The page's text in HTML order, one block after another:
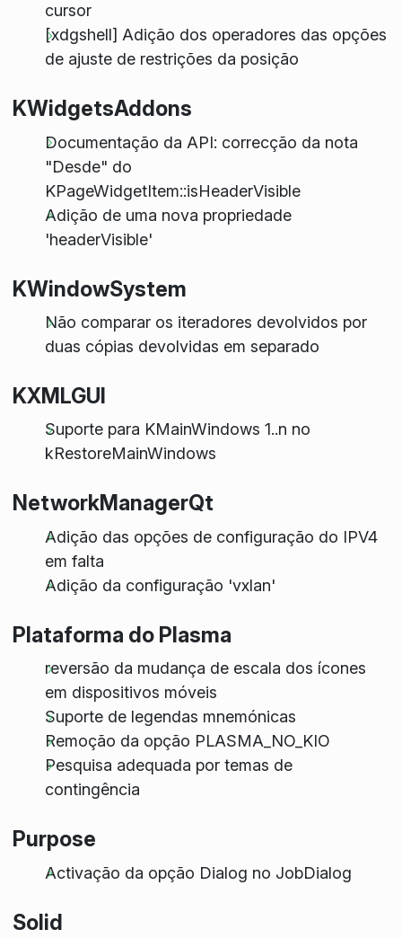
cursor
[xdgshell] Adição dos operadores das opções
de ajuste de restrições da posição
KWidgetsAddons
Documentação da API: correcção da nota
"Desde" do
KPageWidgetItem::isHeaderVisible
Adição de uma nova propriedade
'headerVisible'
KWindowSystem
Não comparar os iteradores devolvidos por
duas cópias devolvidas em separado
KXMLGUI
Suporte para KMainWindows 1..n no
kRestoreMainWindows
NetworkManagerQt
Adição das opções de configuração do IPV4
em falta
Adição da configuração 'vxlan'
Plataforma do Plasma
reversão da mudança de escala dos ícones
em dispositivos móveis
Suporte de legendas mnemónicas
Remoção da opção PLASMA_NO_KIO
Pesquisa adequada por temas de
contingência
Purpose
Activação da opção Dialog no JobDialog
Solid